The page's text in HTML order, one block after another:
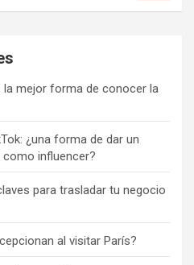
mejor forma de conocer la
¿una forma de dar un
influencer?
para trasladar tu negocio
al visitar París?